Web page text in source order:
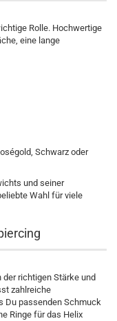
Rolle. Hochwertige
eine lange
Schwarz oder
und seiner
Wahl für viele
richtigen Stärke und
zahlreiche
Du passenden Schmuck
Ringe für das Helix